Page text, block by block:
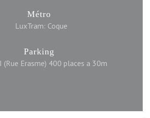
Métro
LuxTram: Coque
Parking
(Rue Erasme) 400 places a 30m